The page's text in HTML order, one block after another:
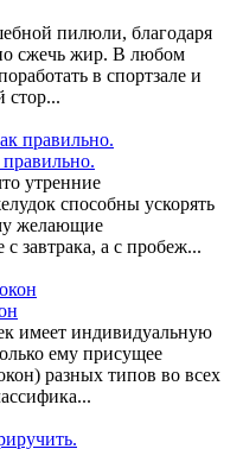
пилюли, благодаря
сжечь жир. В любом
в спортзале и
стор...
утренние
способны ускорять
желающие
завтрака, а с пробеж...
имеет индивидуальную
ему присущее
разных типов во всех